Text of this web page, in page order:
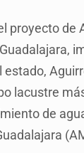
proyecto de
estado,
lacustre
de